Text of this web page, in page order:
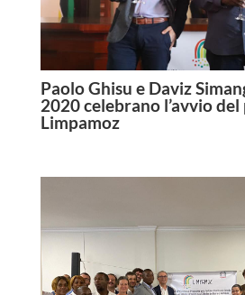
Paolo Ghisu e Daviz
2020 celebrano l’avvio
Limpamoz